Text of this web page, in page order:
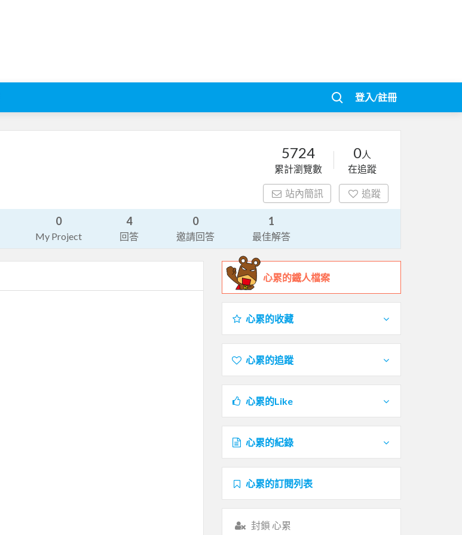
登入/註冊
5724
累計瀏覽數
0人
在追蹤
站內簡訊 追蹤
0
My Project
4
回答
0
邀請回答
1
最佳解答
心累的鐵人檔案
心累的收藏
心累的追蹤
心累的Like
心累的紀錄
心累的訂閱列表
封鎖 心累